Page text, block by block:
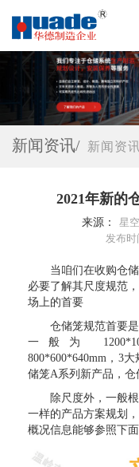
新闻资讯/ 新闻资
2021年新的
来源： 星
发布时
当咱们在收购仓储
必要了解其尺度规范
场上的首要
仓储笼规范首要是
一般为
800*600*640mm，3
储笼A系列新产品，仓
除尺度外，一般根
一样的产品方案规划
概况信息能够参照下